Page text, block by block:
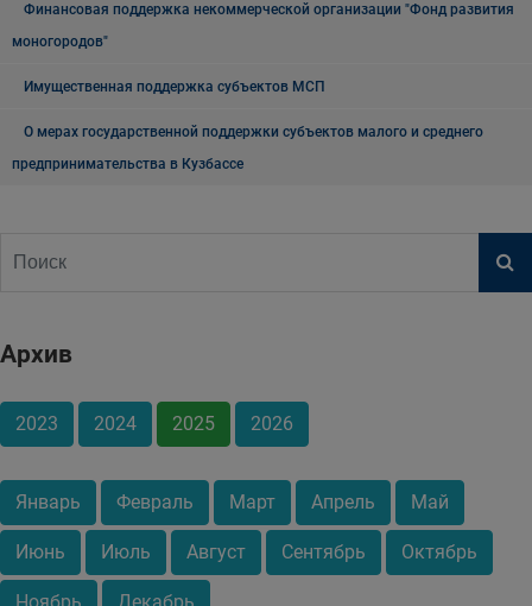
Финансовая поддержка некоммерческой организации "Фонд развития
моногородов"
Имущественная поддержка субъектов МСП
О мерах государственной поддержки субъектов малого и среднего
предпринимательства в Кузбассе
Архив
2023 2024 2025 2026
Январь Февраль Март Апрель Май
Июнь Июль Август Сентябрь Октябрь